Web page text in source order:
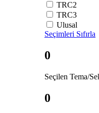
TRC2
TRC3
Ulusal
Seçimleri Sıfırla
0
Seçilen Tema/
0